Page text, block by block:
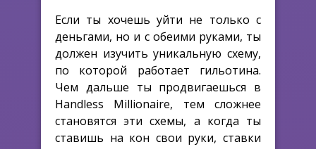
Если ты хочешь уйти не только с
деньгами, но и с обеими руками, ты
должен изучить уникальную схему,
по которой работает гильотина.
Чем дальше ты продвигаешься в
Handless Millionaire, тем сложнее
становятся эти схемы, а когда ты
ставишь на кон свои руки, ставки